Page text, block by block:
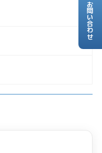
お問い合わせ